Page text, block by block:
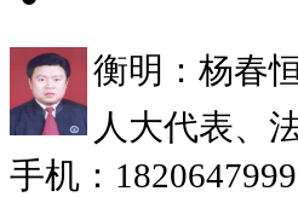
衡明：杨春
人大代表、
手机：